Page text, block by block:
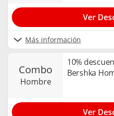
Más información
Ver
combo
hombre
10%
Bershka
Ver